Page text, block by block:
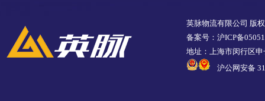
英脉物流有限公司 版
备案号：沪ICP备
地址：上海市闵行区
沪公网安备